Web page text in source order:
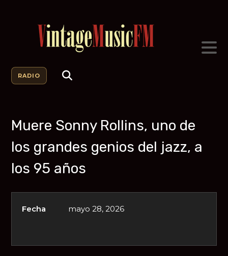
RADIO
Muere Sonny Rollins, uno de
los grandes genios del jazz, a
los 95 años
Fecha mayo 28, 2026